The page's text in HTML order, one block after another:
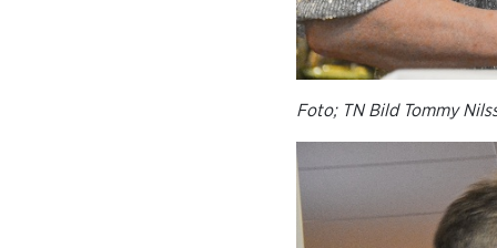
Foto; TN Bild Tommy